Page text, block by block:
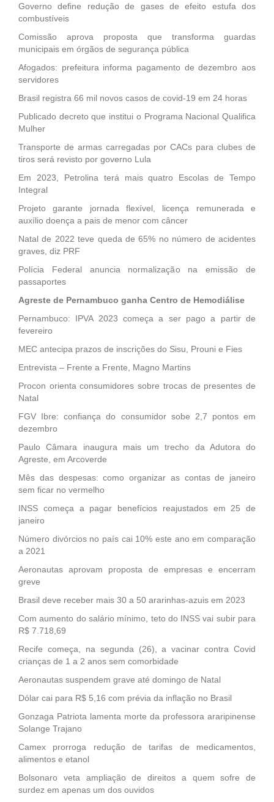
Governo define redução de gases de efeito estufa dos
combustíveis
Comissão aprova proposta que transforma guardas
municipais em órgãos de segurança pública
Afogados: prefeitura informa pagamento de dezembro aos
servidores
Brasil registra 66 mil novos casos de covid-19 em 24 horas
Publicado decreto que institui o Programa Nacional Qualifica
Mulher
Transporte de armas carregadas por CACs para clubes de
tiros será revisto por governo Lula
Em 2023, Petrolina terá mais quatro Escolas de Tempo
Integral
Projeto garante jornada flexível, licença remunerada e
auxílio doença a pais de menor com câncer
Natal de 2022 teve queda de 65% no número de acidentes
graves, diz PRF
Polícia Federal anuncia normalização na emissão de
passaportes
Agreste de Pernambuco ganha Centro de Hemodiálise
Pernambuco: IPVA 2023 começa a ser pago a partir de
fevereiro
MEC antecipa prazos de inscrições do Sisu, Prouni e Fies
Entrevista – Frente a Frente, Magno Martins
Procon orienta consumidores sobre trocas de presentes de
Natal
FGV Ibre: confiança do consumidor sobe 2,7 pontos em
dezembro
Paulo Câmara inaugura mais um trecho da Adutora do
Agreste, em Arcoverde
Mês das despesas: como organizar as contas de janeiro
sem ficar no vermelho
INSS começa a pagar benefícios reajustados em 25 de
janeiro
Número divórcios no país cai 10% este ano em comparação
a 2021
Aeronautas aprovam proposta de empresas e encerram
greve
Brasil deve receber mais 30 a 50 ararinhas-azuis em 2023
Com aumento do salário mínimo, teto do INSS vai subir para
R$ 7.718,69
Recife começa, na segunda (26), a vacinar contra Covid
crianças de 1 a 2 anos sem comorbidade
Aeronautas suspendem grave até domingo de Natal
Dólar cai para R$ 5,16 com prévia da inflação no Brasil
Gonzaga Patriota lamenta morte da professora araripinense
Solange Trajano
Camex prorroga redução de tarifas de medicamentos,
alimentos e etanol
Bolsonaro veta ampliação de direitos a quem sofre de
surdez em apenas um dos ouvidos